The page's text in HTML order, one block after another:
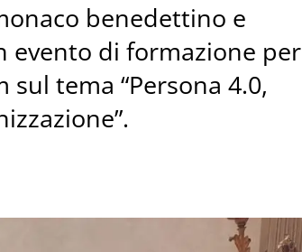
benedettino e
evento di formazione per
tema “Persona 4.0,